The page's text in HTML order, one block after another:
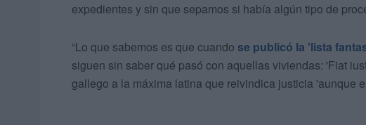
expedientes y sin que sepamos si había algún tipo de
“Lo que sabemos es que cuando se publicó la 'lista
siguen sin saber qué pasó con aquellas viviendas: 'Fiat
gallego a la máxima latina que reivindica justicia 'aunque